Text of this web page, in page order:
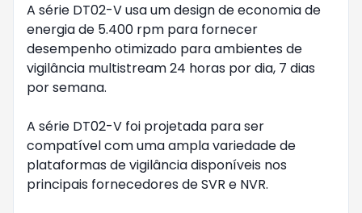
A série DT02-V usa um design de economia de
energia de 5.400 rpm para fornecer
desempenho otimizado para ambientes de
vigilância multistream 24 horas por dia, 7 dias
por semana.
A série DT02-V foi projetada para ser
compatível com uma ampla variedade de
plataformas de vigilância disponíveis nos
principais fornecedores de SVR e NVR.